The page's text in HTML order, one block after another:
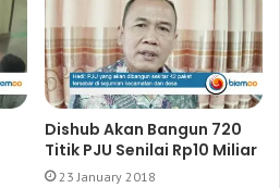
Dishub Akan Bangun 720
Titik PJU Senilai Rp10 Miliar
23 January 2018